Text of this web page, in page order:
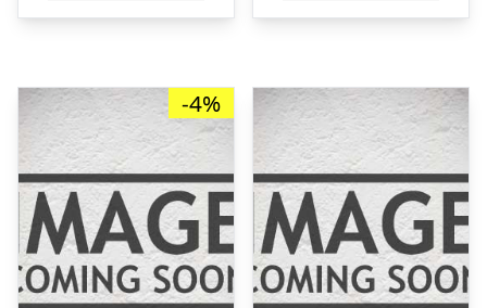
kr. 250,00.kr. 236,25.
kr. 250,00.kr.
-4%